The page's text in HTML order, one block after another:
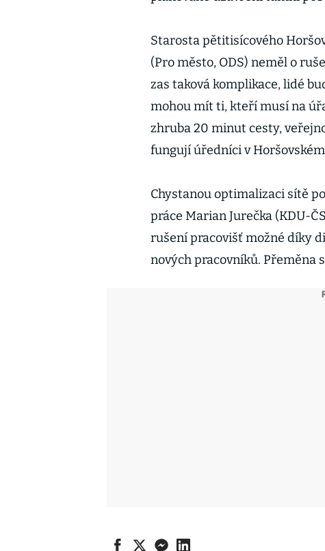
Starosta pětitisícového
(Pro město, ODS) neměl o
zas taková komplikace, lidé
mohou mít ti, kteří musí na
zhruba 20 minut cesty,
fungují úředníci v
Chystanou optimalizaci sítě
práce Marian Jurečka (KDU-
rušení pracovišť možné díky
nových pracovníků. Přeměna